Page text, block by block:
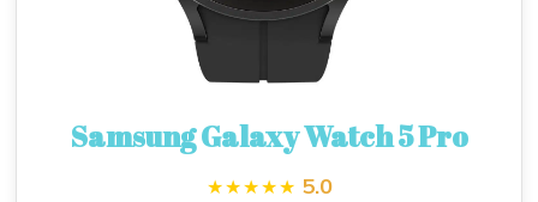
Samsung Galaxy Watch 5 Pro
5.0